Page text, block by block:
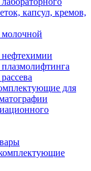
капсул, кремов,
молочной
нефтехимии
для